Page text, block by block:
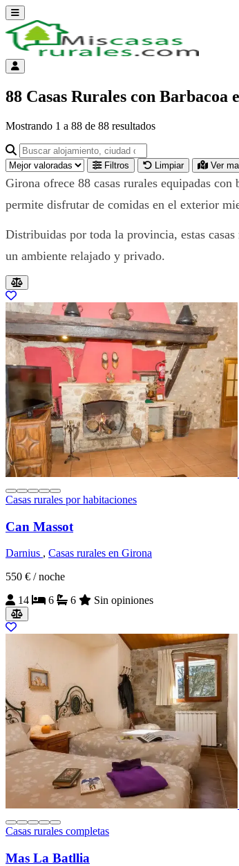
Abrir menú
Menú de cuenta
88 Casas Rurales con Barbacoa
Mostrando 1 a 88 de 88 resultados
Buscar alojamiento, ciudad o provincia para ir a su
Filtros Limpiar Ver
Girona ofrece 88 casas rurales equipadas
permite disfrutar de comidas en el exterior
Distribuidas por toda la provincia, estas
un ambiente relajado y privado.
Resultados del listado
Casas rurales por habitaciones
Can Massot
Darnius , Casas rurales en Girona
550 € / noche
14
6 6 Sin opiniones
Casas rurales completas
Mas La Batllia